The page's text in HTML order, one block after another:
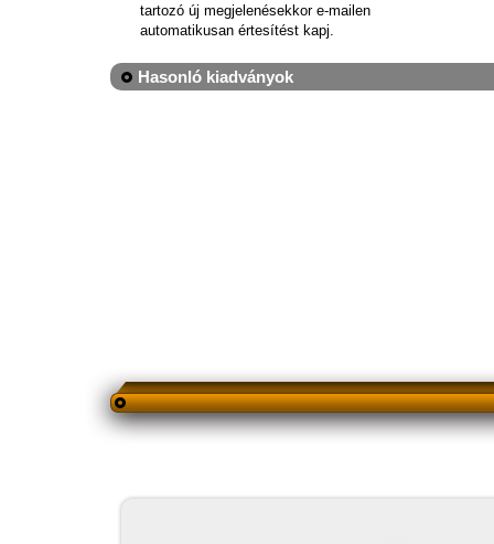
tartozó új megjelenésekkor e-mailen
automatikusan értesítést kapj.
Hasonló kiadványok